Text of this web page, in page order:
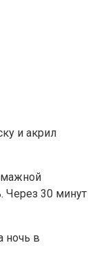
и акрил
Через 30 минут
ночь в